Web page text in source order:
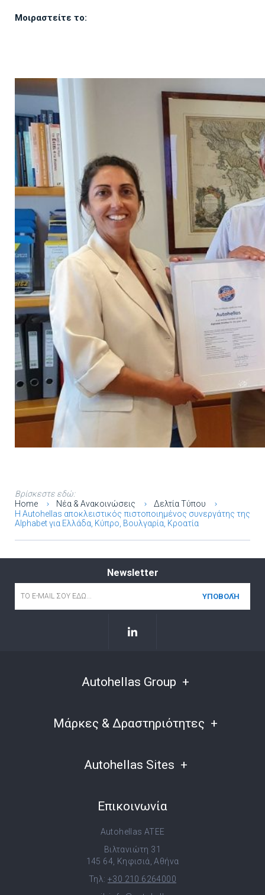
Μοιραστείτε το:
Βρίσκεστε εδώ:
Home
Νέα & Ανακοινώσεις
Δελτία Τύπου
Η Autohellas αποκλειστικός πιστοποιημένος συνεργάτης της
Alphabet για Ελλάδα, Κύπρο, Βουλγαρία, Κροατία
Newsletter
Autohellas Group
Μάρκες & Δραστηριότητες
Autohellas Sites
Επικοινωνία
Autohellas ATEE
Βιλτανιώτη 31
145 64, Κηφισιά, Αθήνα
Τηλ: +30 210 6264000